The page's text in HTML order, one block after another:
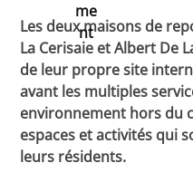
me
nt
Les deux maisons de
La Cerisaie et Albert De
de leur propre site
avant les multiples
environnement hors du
espaces et activités qui
leurs résidents.